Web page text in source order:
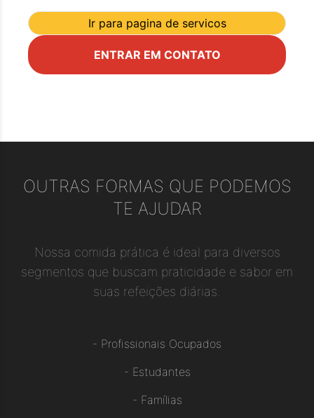
Ir para pagina de servicos
ENTRAR EM CONTATO
OUTRAS FORMAS QUE PODEMOS
TE AJUDAR
Nossa comida prática é ideal para diversos
segmentos que buscam praticidade e sabor em
suas refeições diárias.
- Profissionais Ocupados
- Estudantes
- Famílias